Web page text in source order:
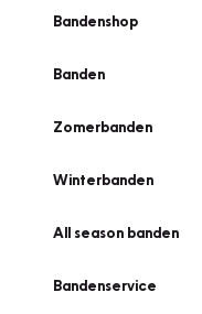
Bandenshop
Banden
Zomerbanden
Winterbanden
All season banden
Bandenservice